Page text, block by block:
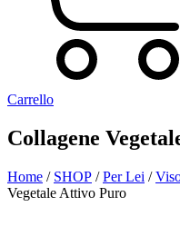
Carrello
Collagene
Home / SHOP /Per Lei /
Vegetale Attivo Puro